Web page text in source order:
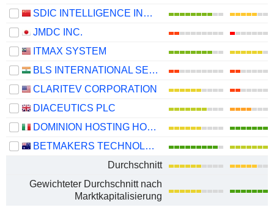
SDIC INTELLIGENCE INFORMATION TECHNOLOGY CO., LTD.
JMDC INC.
ITMAX SYSTEM
BLS INTERNATIONAL SERVICES LIMITED
CLARITEV CORPORATION
DIACEUTICS PLC
DOMINION HOSTING HOLDING S.P.A.
BETMAKERS TECHNOLOGY GROUP LTD
Durchschnitt
Gewichteter Durchschnitt nach
Marktkapitalisierung